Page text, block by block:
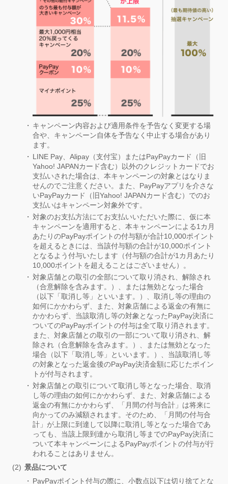
キャンペーン内容および適用条件を予告なく変更する場
合や、キャンペーン自体を予告なく中止する場合があり
ます。
LINE Pay、Alipay（支付宝）またはPayPayカード（旧
Yahoo! JAPANカード含む）以外のクレジットカードでお
支払いされた場合は、本キャンペーンの対象とはなりま
せんのでご注意ください。また、PayPayアプリを介さな
いPayPayカード（旧Yahoo! JAPANカード含む）でのお
支払いはキャンペーン対象外です。
対象のお支払方法にてお支払いいただいた際に、仮に本
キャンペーンを適用すると、本キャンペーンによる1カ月
あたりのPayPayポイントの付与額が合計10,000ポイント
を超えるときには、当該付与額の合計が10,000ポイント
となるよう付与いたします（付与額の合計が1カ月あたり
10,000ポイントを超えることはございません）。
対象店舗との取引の全部について取り消され、解除され
（合意解除を含みます。）、または無効となった場合
（以下「取消し等」といいます。）、取消し等の理由の
如何にかかわらず、また、対象店舗による返金の有無に
かかわらず、当該取消し等の対象となったPayPay決済に
ついてのPayPayポイントの付与は全て取り消されます。
また、対象店舗との取引の一部について取り消され、解
除され（合意解除を含みます。）、または無効となった
場合（以下「取消し等」といいます。）、当該取消し等
の対象となった返金後のPayPay決済金額に応じたポイン
トが付与されます。
対象店舗との取引について取消し等となった場合、取消
し等の理由の如何にかかわらず、また、対象店舗による
返金の有無にかかわらず、「月間の付与合計」は将来に
向かってのみ減額されます。そのため、「月間の付与合
計」が上限に到達して以降に取消し等となった場合であ
っても、当該上限到達から取消し等までのPayPay決済に
ついて本キャンペーンによるPayPayポイントの付与が行
われることはありません。
景品について
PayPayポイント付与の際に、小数点以下は切り捨てとな